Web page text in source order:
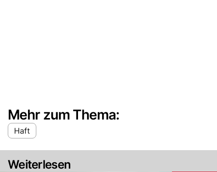
Mehr zum Thema:
Haft
Weiterlesen